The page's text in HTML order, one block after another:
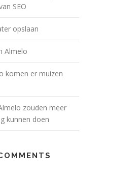
SEO
opslaan
Almelo
komen er muizen
zouden meer
kunnen doen